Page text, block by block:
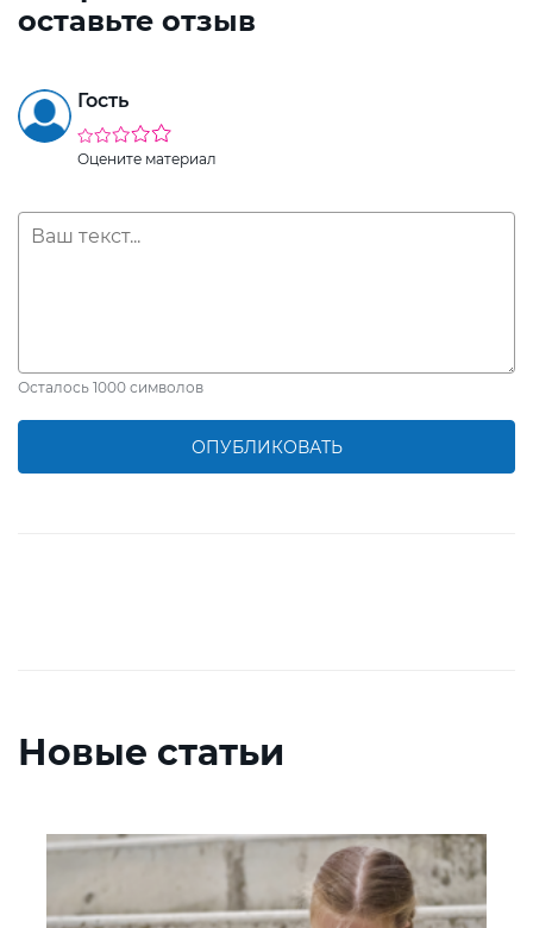
оставьте отзыв
Гость
Оцените материал
Осталось 1000 символов
ОПУБЛИКОВАТЬ
Новые статьи